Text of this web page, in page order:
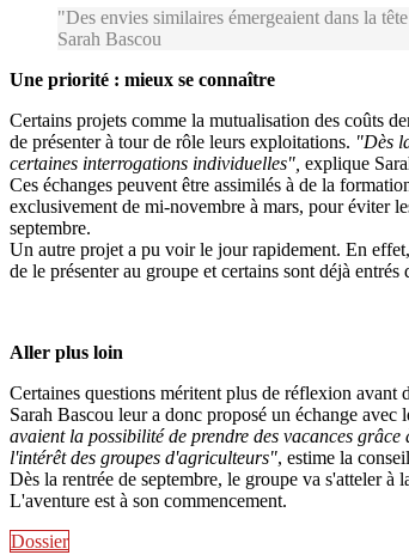
"Des envies similaires émergeaient dans la
Sarah Bascou
Une priorité : mieux se connaître
Certains projets comme la mutualisation des coûts
de présenter à tour de rôle leurs exploitations. "Dès
certaines interrogations individuelles", explique
Ces échanges peuvent être assimilés à de la
exclusivement de mi-novembre à mars, pour éviter
septembre.
Un autre projet a pu voir le jour rapidement. En
de le présenter au groupe et certains sont déjà
Aller plus loin
Certaines questions méritent plus de réflexion
Sarah Bascou leur a donc proposé un échange
avaient la possibilité de prendre des vacances
l'intérêt des groupes d'agriculteurs", estime la
Dès la rentrée de septembre, le groupe va s'atteler
L'aventure est à son commencement.
Dossier